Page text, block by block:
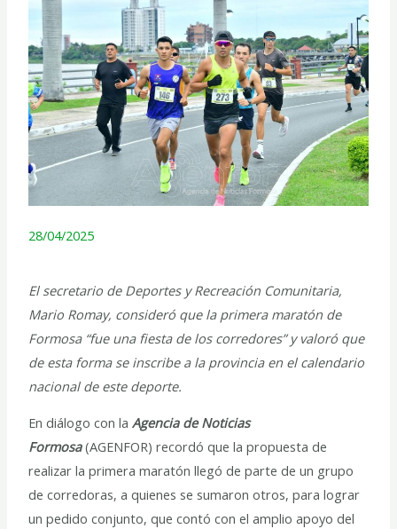
28/04/2025
El secretario de Deportes y Recreación Comunitaria,
Mario Romay, consideró que la primera maratón de
Formosa “fue una fiesta de los corredores” y valoró que
de esta forma se inscribe a la provincia en el calendario
nacional de este deporte.
En diálogo con laAgencia de Noticias
Formosa(AGENFOR) recordó que la propuesta de
realizar la primera maratón llegó de parte de un grupo
de corredoras, a quienes se sumaron otros, para lograr
un pedido conjunto, que contó con el amplio apoyo del